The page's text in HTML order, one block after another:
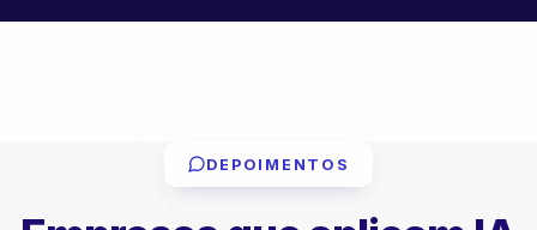
DEPOIMENTOS